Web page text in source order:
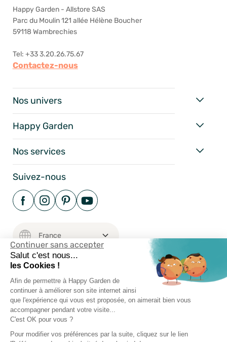
Continuer sans accepter
Salut c'est nous...
les Cookies !
Afin de permettre à Happy Garden de
continuer à améliorer son site internet ainsi
que l'expérience qui vous est proposée, on aimerait bien vous
accompagner pendant votre visite...
C'est OK pour vous ?
Pour modifier vos préférences par la suite, cliquez sur le lien
Happy Garden - Allstore SAS
Parc du Moulin 121 allée Hélène Boucher
59118 Wambrechies
Tel: +33 3.20.26.75.67
Contactez-nous
Nos univers
Happy Garden
Nos services
Suivez-nous
Mentions Légales
Conditions Générales
Vie Privée
Happy-Garden.fr - Allstore SAS Copyright 2024